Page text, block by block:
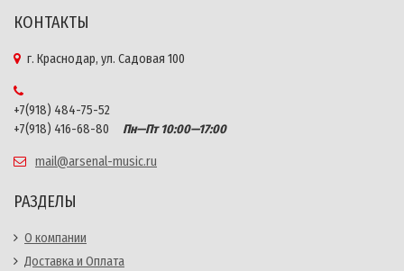
КОНТАКТЫ
г. Краснодар, ул. Садовая 100
+7(918) 484-75-52
+7(918) 416-68-80
Пн—Пт 10:00—17:00
mail@arsenal-music.ru
РАЗДЕЛЫ
О компании
Доставка и Оплата